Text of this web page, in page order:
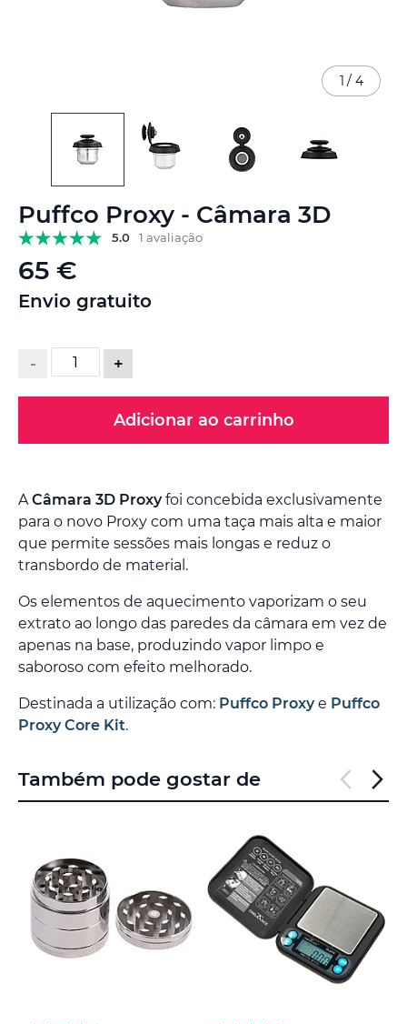
Puffco Proxy - Câmara 3D
5.0 1 avaliação
65 €
Envio gratuito
- +
Adicionar ao carrinho
ACâmara 3D Proxyfoi concebida exclusivamente
para o novo Proxy com uma taça mais alta e maior
que permite sessões mais longas e reduz o
transbordo de material.
Os elementos de aquecimento vaporizam o seu
extrato ao longo das paredes da câmara em vez de
apenas na base, produzindo vapor limpo e
saboroso com efeito melhorado.
Destinada a utilização com: Puffco Proxye Puffco
Proxy Core Kit.
1 / 4
para
o
início
da
de
Também pode gostar de